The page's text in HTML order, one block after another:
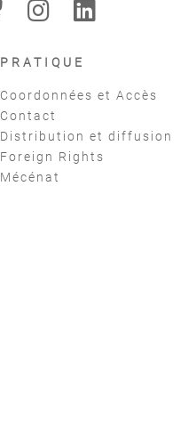
PRATIQUE
Coordonnées et Accès
Contact
Distribution et diffusion
Foreign Rights
Mécénat